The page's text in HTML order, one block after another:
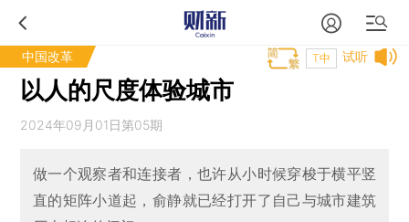
中国改革 试听
T中
以人的尺度体验城市
2024年09月01日第05期
做一个观察者和连接者，也许从小时候穿梭于横平竖
直的矩阵小道起，俞静就已经打开了自己与城市建筑